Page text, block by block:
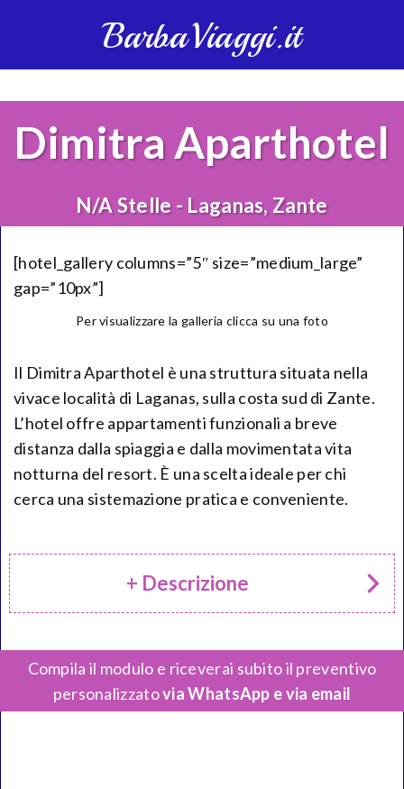
BarbaViaggi.it
Dimitra Aparthotel
N/A Stelle - Laganas, Zante
[hotel_gallery columns=”5″ size=”medium_large”
gap=”10px”]
Per visualizzare la galleria clicca su una foto
Il Dimitra Aparthotel è una struttura situata nella
vivace località di Laganas, sulla costa sud di Zante.
L’hotel offre appartamenti funzionali a breve
distanza dalla spiaggia e dalla movimentata vita
notturna del resort. È una scelta ideale per chi
cerca una sistemazione pratica e conveniente.
+ Descrizione
Compila il modulo e riceverai subito il preventivo
personalizzatovia WhatsApp e via email